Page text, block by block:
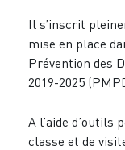
Il s’inscrit
mise en place
Prévention des
2019-2025
A l’aide d’outils
classe et de